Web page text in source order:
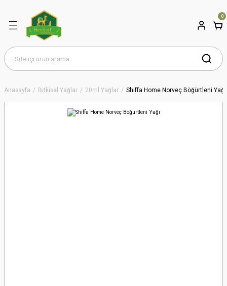
0
Anasayfa Bitkisel Yağlar 20ml Yağlar Shiffa Home Norveç Böğürtleni Yağı